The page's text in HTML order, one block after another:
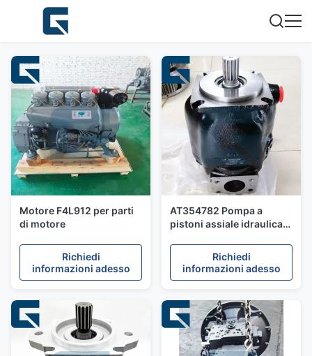
Motore F4L912 per parti
di motore
Richiedi
informazioni adesso
AT354782 Pompa a
pistoni assiale idraulica
Richiedi
informazioni adesso